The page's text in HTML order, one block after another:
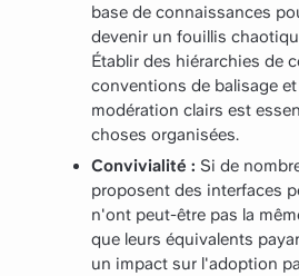
base de connaissances
devenir un fouillis
Établir des hiérarchies de
conventions de balisage
modération clairs est
choses organisées.
Convivialité : Si de
proposent des interfaces
n'ont peut-être pas la
que leurs équivalents
un impact sur l'adoption